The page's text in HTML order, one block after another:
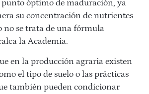
punto óptimo de maduración, ya
su concentración de nutrientes
no se trata de una fórmula
la Academia.
en la producción agraria existen
el tipo de suelo o las prácticas
también pueden condicionar